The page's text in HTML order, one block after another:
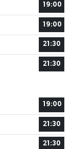
19:00
19:00
21:30
21:30
19:00
21:30
21:30